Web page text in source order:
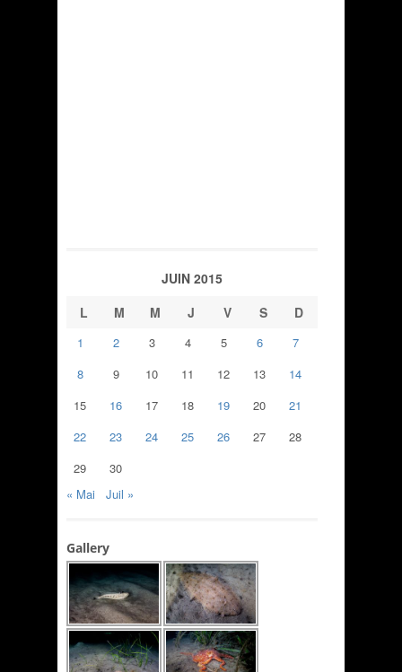
JUIN 2015
L
M M J V S D
1 2 3 4 5 6
7
8
9 10 11 12 13
14
15
16 17 18 19 20
21
22
23 24 25 26 27
28
29
30
« Mai
Juil »
Gallery